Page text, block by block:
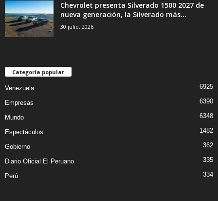
Chevrolet presenta Silverado 1500 2027 de
nueva generación, la Silverado más...
30 julio, 2026
Categoría popular
Venezuela 6925
Empresas 6390
Mundo 6348
Espectáculos 1482
Gobierno 362
Diario Oficial El Peruano 335
Perú 334